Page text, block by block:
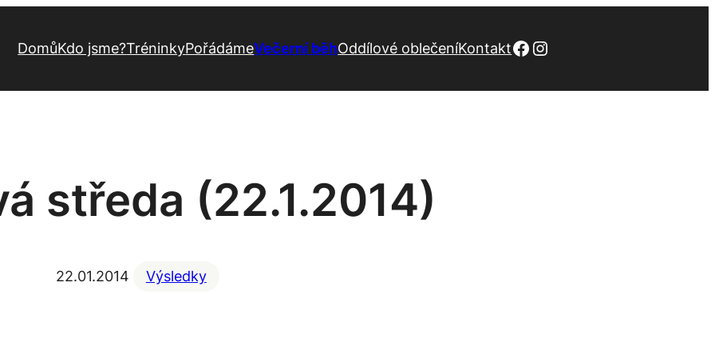
DomůKdo jsme?TréninkyPořádámeVečerní běhOddílové oblečeníKontaktFacebook
Instagram
středa (22.1.2014)
22.01.2014 Výsledky